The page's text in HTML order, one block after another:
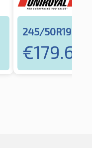
245/50R19
€179.65